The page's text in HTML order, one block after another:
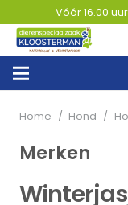
Vóór 16.00
Home / Hond /
Merken